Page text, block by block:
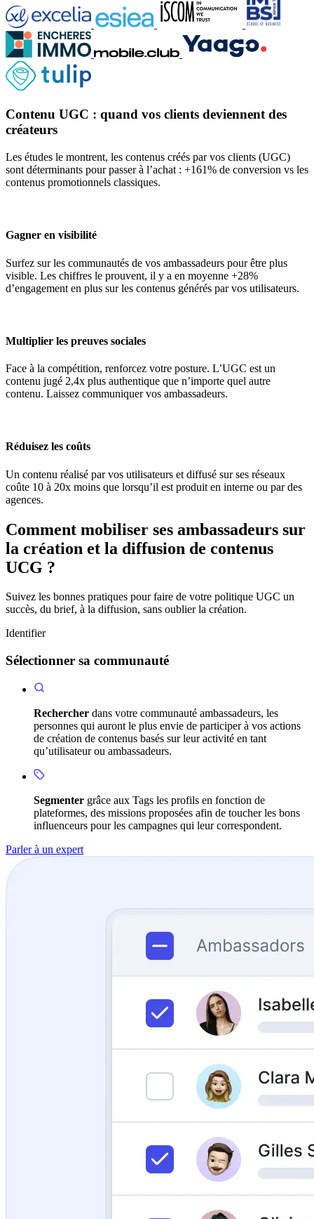
Contenu UGC : quand vos clients deviennent des
créateurs
Les études le montrent, les contenus créés par vos clients (UGC)
sont déterminants pour passer à l’achat : +161% de conversion vs les
contenus promotionnels classiques.
Gagner en visibilité
Surfez sur les communautés de vos ambassadeurs pour être plus
visible. Les chiffres le prouvent, il y a en moyenne +28%
d’engagement en plus sur les contenus générés par vos utilisateurs.
Multiplier les preuves sociales
Face à la compétition, renforcez votre posture. L’UGC est un
contenu jugé 2,4x plus authentique que n’importe quel autre
contenu. Laissez communiquer vos ambassadeurs.
Réduisez les coûts
Un contenu réalisé par vos utilisateurs et diffusé sur ses réseaux
coûte 10 à 20x moins que lorsqu’il est produit en interne ou par des
agences.
Comment mobiliser ses ambassadeurs sur
la création et la diffusion de contenus
UCG ?
Suivez les bonnes pratiques pour faire de votre politique UGC un
succès, du brief, à la diffusion, sans oublier la création.
Identifier
Sélectionner sa communauté
Rechercher dans votre communauté ambassadeurs, les
personnes qui auront le plus envie de participer à vos actions
de création de contenus basés sur leur activité en tant
qu’utilisateur ou ambassadeurs.
Segmenter grâce aux Tags les profils en fonction de
plateformes, des missions proposées afin de toucher les bons
influenceurs pour les campagnes qui leur correspondent.
Parler à un expert